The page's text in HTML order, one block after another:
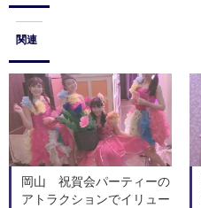
関連
岡山 祝賀会パーティーの
アトラクションでイリュー